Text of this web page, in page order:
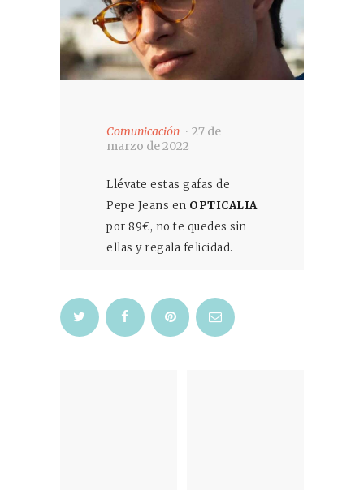
Comunicación
27 de
marzo de 2022
Llévate estas gafas de
Pepe Jeans en OPTICALIA
por 89€, no te quedes sin
ellas y regala felicidad.